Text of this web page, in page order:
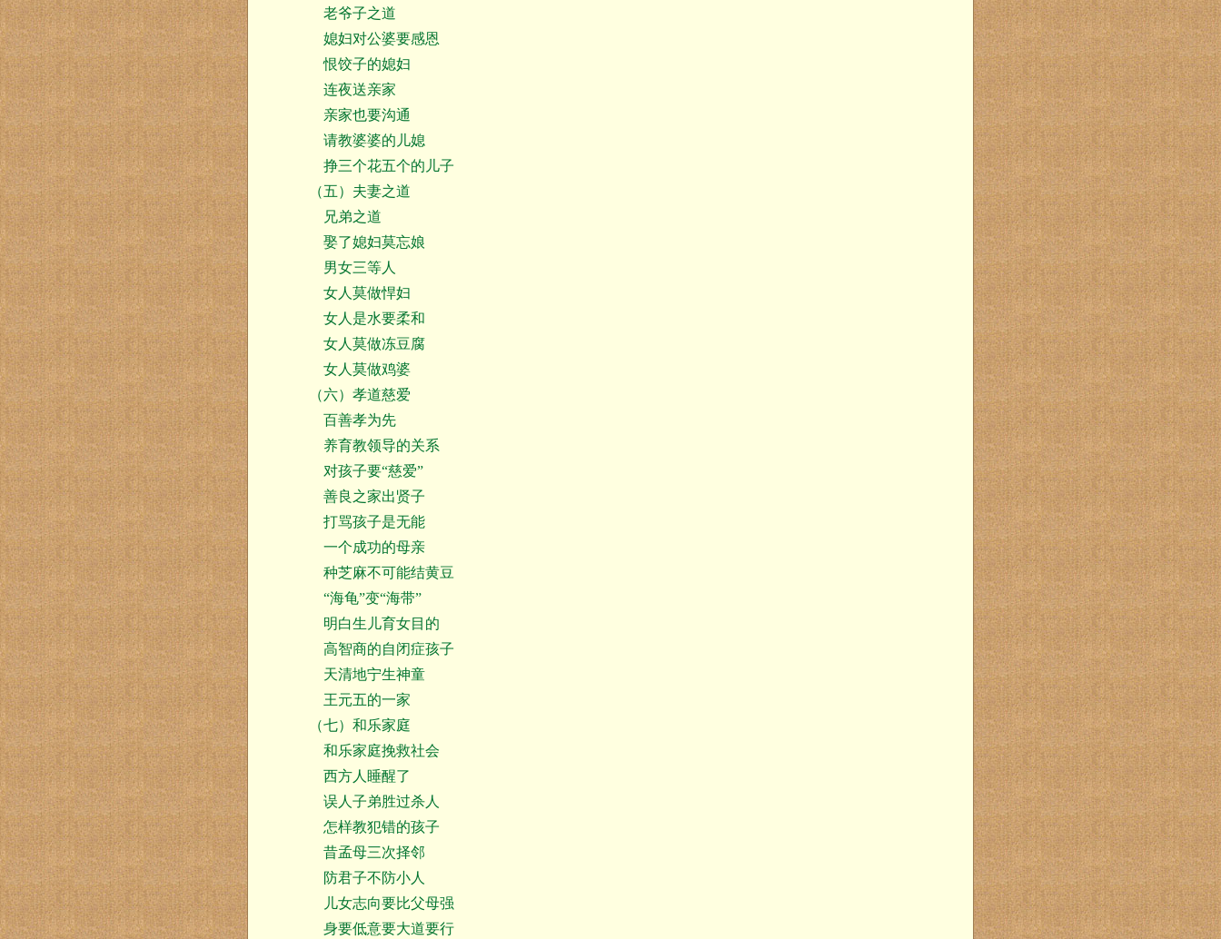
老爷子之道
媳妇对公婆要感恩
恨饺子的媳妇
连夜送亲家
亲家也要沟通
请教婆婆的儿媳
挣三个花五个的儿子
（五）夫妻之道
兄弟之道
娶了媳妇莫忘娘
男女三等人
女人莫做悍妇
女人是水要柔和
女人莫做冻豆腐
女人莫做鸡婆
（六）孝道慈爱
百善孝为先
养育教领导的关系
对孩子要“慈爱”
善良之家出贤子
打骂孩子是无能
一个成功的母亲
种芝麻不可能结黄豆
“海龟”变“海带”
明白生儿育女目的
高智商的自闭症孩子
天清地宁生神童
王元五的一家
（七）和乐家庭
和乐家庭挽救社会
西方人睡醒了
误人子弟胜过杀人
怎样教犯错的孩子
昔孟母三次择邻
防君子不防小人
儿女志向要比父母强
身要低意要大道要行